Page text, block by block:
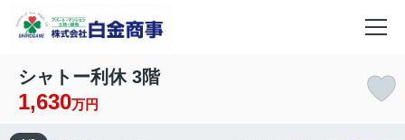
シャトー利休 3階
1,630万円